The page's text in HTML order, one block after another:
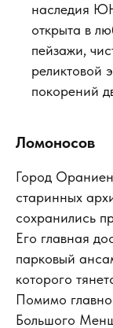
наследия
открыта в
пейзажи,
реликтовой
покорений
Ломоносов
Город
старинных
сохранились
Его главная
парковый
которого
Помимо
Большого